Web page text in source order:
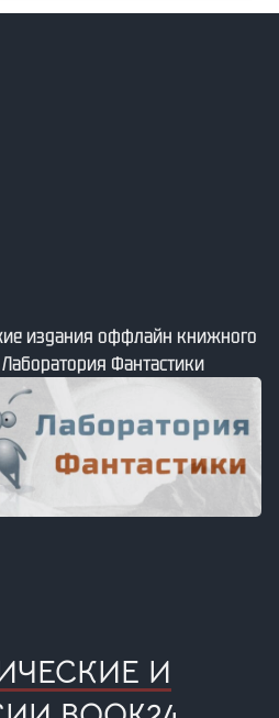
издания оффлайн книжного
Фантастики
И